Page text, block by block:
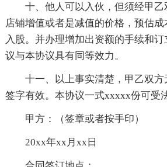
十、他人可以入伙，但须经甲
店铺增值或者是减值的价格，预估
入股。并办理增加出资额的手续和
议与本协议具有同等效力。
十一、以上事实清楚，甲乙双
签字有效。本协议一式xxxxx份可受
甲方：（签章或者按手印）
20xx年xx月xx日